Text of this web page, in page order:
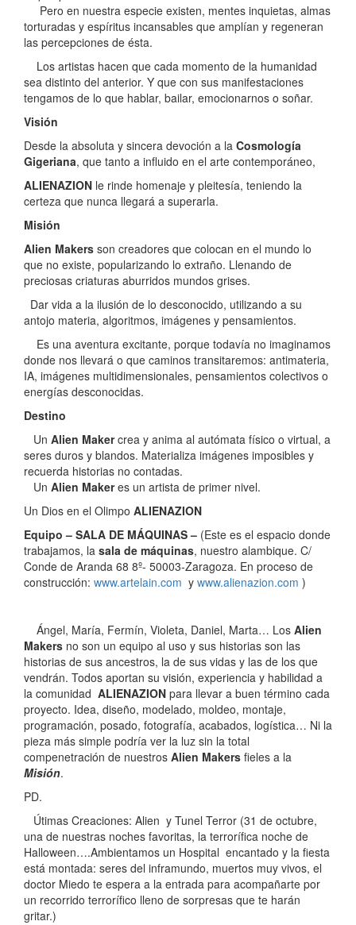
Pero en nuestra especie existen, mentes inquietas, almas
torturadas y espíritus incansables que amplían y regeneran
las percepciones de ésta.
Los artistas hacen que cada momento de la humanidad
sea distinto del anterior. Y que con sus manifestaciones
tengamos de lo que hablar, bailar, emocionarnos o soñar.
Visión
Desde la absoluta y sincera devoción a la Cosmología
Gigeriana, que tanto a influido en el arte contemporáneo,
ALIENAZION le rinde homenaje y pleitesía, teniendo la
certeza que nunca llegará a superarla.
Misión
Alien Makers son creadores que colocan en el mundo lo
que no existe, popularizando lo extraño. Llenando de
preciosas criaturas aburridos mundos grises.
Dar vida a la ilusión de lo desconocido, utilizando a su
antojo materia, algoritmos, imágenes y pensamientos.
Es una aventura excitante, porque todavía no imaginamos
donde nos llevará o que caminos transitaremos: antimateria,
IA, imágenes multidimensionales, pensamientos colectivos o
energías desconocidas.
Destino
Un Alien Makercrea y anima al autómata físico o virtual, a
seres duros y blandos. Materializa imágenes imposibles y
recuerda historias no contadas.
Un Alien Makeres un artista de primer nivel.
Un Dios en el Olimpo ALIENAZION
Equipo – SALA DE MÁQUINAS – (Este es el espacio donde
trabajamos, la sala de máquinas, nuestro alambique. C/
Conde de Aranda 68 8º- 50003-Zaragoza. En proceso de
construcción: www.artelain.com y www.alienazion.com )
Ángel, María, Fermín, Violeta, Daniel, Marta… Los Alien
Makers no son un equipo al uso y sus historias son las
historias de sus ancestros, la de sus vidas y las de los que
vendrán. Todos aportan su visión, experiencia y habilidad a
la comunidad ALIENAZION para llevar a buen término cada
proyecto. Idea, diseño, modelado, moldeo, montaje,
programación, posado, fotografía, acabados, logística… Ni la
pieza más simple podría ver la luz sin la total
compenetración de nuestros Alien Makers fieles a la
Misión.
PD.
Útimas Creaciones: Alien y Tunel Terror (31 de octubre,
una de nuestras noches favoritas, la terrorífica noche de
Halloween….Ambientamos un Hospital encantado y la fiesta
está montada: seres del inframundo, muertos muy vivos, el
doctor Miedo te espera a la entrada para acompañarte por
un recorrido terrorífico lleno de sorpresas que te harán
gritar.)